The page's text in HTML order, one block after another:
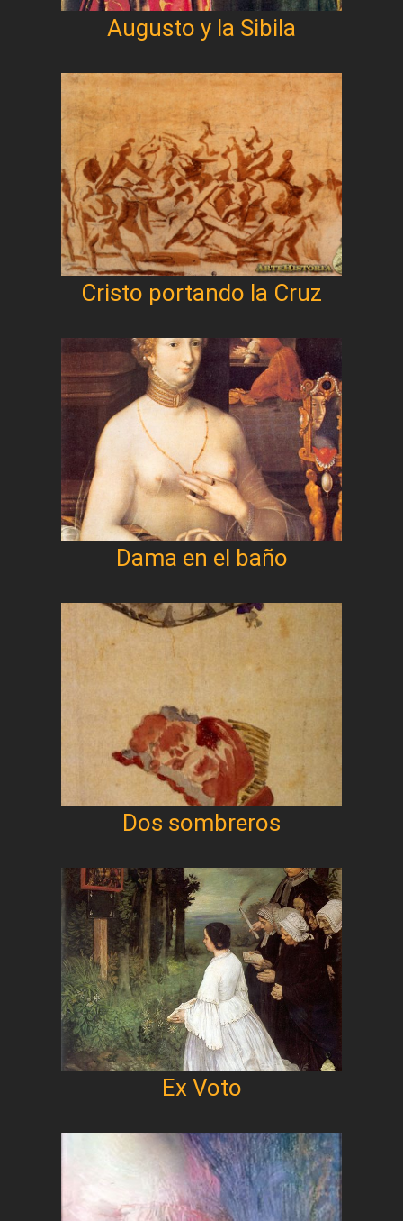
Augusto y la Sibila
Cristo portando la Cruz
Dama en el baño
Dos sombreros
Ex Voto